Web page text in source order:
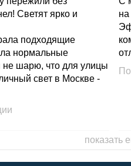
Светят ярко и
подходящие
нормальные
не шарю, что для улицы
свет в Москве -
показать